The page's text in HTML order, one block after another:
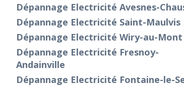
Dépannage Electricité Avesnes-
Dépannage Electricité Saint-Maulvis
Dépannage Electricité Wiry-au-Mont
Dépannage Electricité Fresnoy-
Andainville
Dépannage Electricité Fontaine-le-